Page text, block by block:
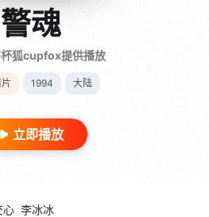
警魂
狐cupfox提供播放
1994 大陆
立即播放
心 李冰冰